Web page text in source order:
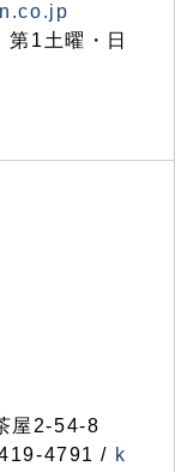
1土曜・日
屋2-54-8
4791 / k